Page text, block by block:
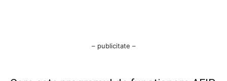
– publicitate –